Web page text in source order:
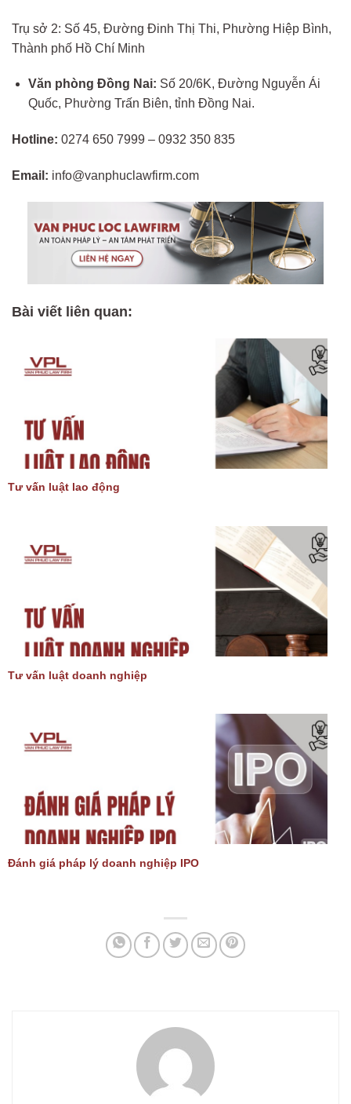
Trụ sở 2: Số 45, Đường Đinh Thị Thi, Phường Hiệp Bình,
Thành phố Hồ Chí Minh
Văn phòng Đồng Nai: Số 20/6K, Đường Nguyễn Ái
Quốc, Phường Trấn Biên, tỉnh Đồng Nai.
Hotline: 0274 650 7999 – 0932 350 835
Email: info@vanphuclawfirm.com
Bài viết liên quan:
Tư vấn luật lao động
Tư vấn luật doanh nghiệp
Đánh giá pháp lý doanh nghiệp IPO